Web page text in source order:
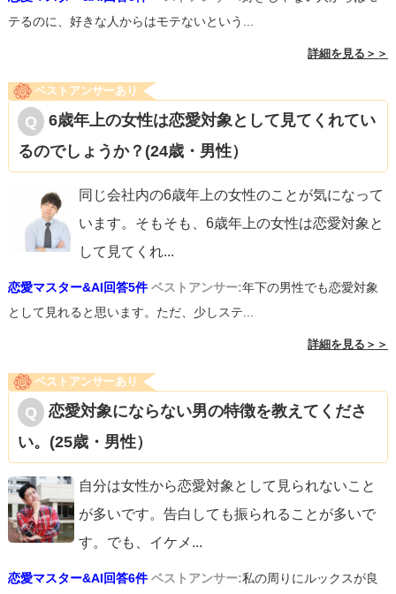
テるのに、好きな人からはモテないという...
詳細を見る＞＞
ベストアンサーあり
6歳年上の女性は恋愛対象として見てくれてい
るのでしょうか？(24歳・男性）
同じ会社内の6歳年上の女性のことが気になって
います。そもそも、6歳年上の女性は恋愛対象と
して見てくれ...
恋愛マスター&AI回答5件 ベストアンサー:年下の男性でも恋愛対象
として見れると思います。ただ、少しステ...
詳細を見る＞＞
ベストアンサーあり
恋愛対象にならない男の特徴を教えてくださ
い。(25歳・男性）
自分は女性から恋愛対象として見られないこと
が多いです。告白しても振られることが多いで
す。でも、イケメ ...
恋愛マスター&AI回答6件 ベストアンサー:私の周りにルックスが良